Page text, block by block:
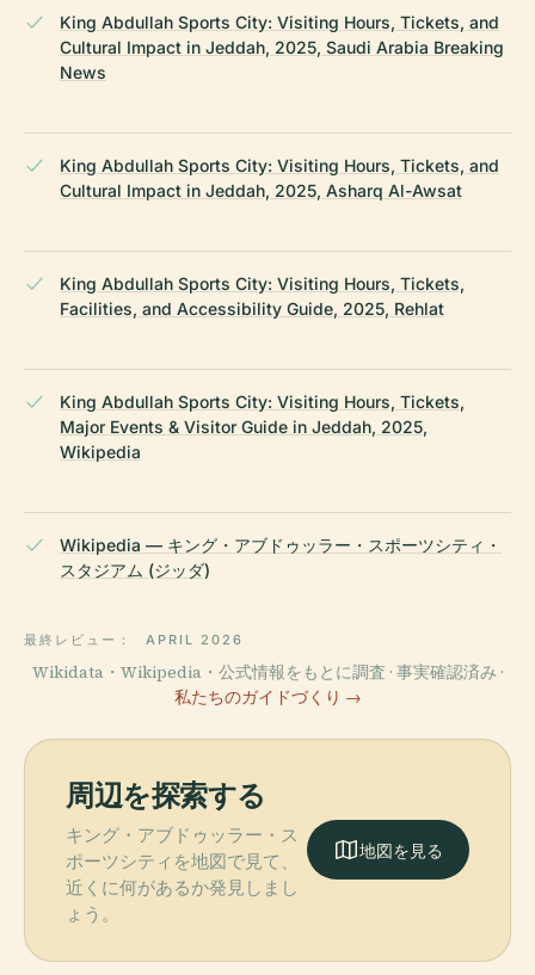
King Abdullah Sports City: Visiting Hours, Tickets, and
Cultural Impact in Jeddah, 2025, Saudi Arabia Breaking
News
King Abdullah Sports City: Visiting Hours, Tickets, and
Cultural Impact in Jeddah, 2025, Asharq Al-Awsat
King Abdullah Sports City: Visiting Hours, Tickets,
Facilities, and Accessibility Guide, 2025, Rehlat
King Abdullah Sports City: Visiting Hours, Tickets,
Major Events & Visitor Guide in Jeddah, 2025,
Wikipedia
Wikipedia — キング・アブドゥッラー・スポーツシティ・
スタジアム (ジッダ)
最終レビュー： APRIL 2026
Wikidata・Wikipedia・公式情報をもとに調査 · 事実確認済み ·
私たちのガイドづくり →
周辺を探索する
キング・アブドゥッラー・ス
ポーツシティを地図で見て、
近くに何があるか発見しまし
ょう。
地図を見る